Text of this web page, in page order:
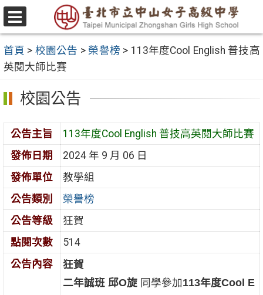
跳
至
要
內
容
區
選
單
首頁 > 校園公告 > 榮譽榜 > 113年度Cool English 普技高
英閱大師比賽
校園公告
公告主旨
113年度Cool English 普技高英閱大師比賽
發佈日期
2024 年 9 月 06 日
發佈單位
教學組
公告類別
榮譽榜
公告等級
狂賀
點閱次數
514
公告內容
狂賀
二年誠班 邱O旋同學參加113年度Cool E